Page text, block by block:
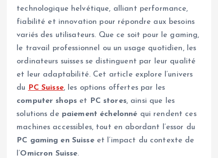
technologique helvétique, alliant performance,
fiabilité et innovation pour répondre aux besoins
variés des utilisateurs. Que ce soit pour le gaming,
le travail professionnel ou un usage quotidien, les
ordinateurs suisses se distinguent par leur qualité
et leur adaptabilité. Cet article explore l’univers
du
PC Suisse, les options offertes par les
computer shops et PC stores, ainsi que les
solutions de paiement échelonné qui rendent ces
machines accessibles, tout en abordant l’essor du
PC gaming en Suisseet l’impact du contexte de
l’Omicron Suisse.